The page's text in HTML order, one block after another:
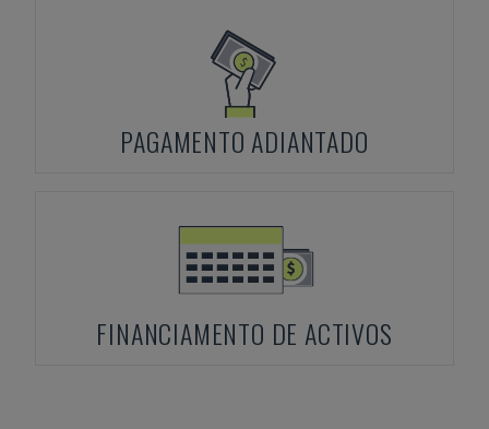
PAGAMENTO ADIANTADO
FINANCIAMENTO DE ACTIVOS